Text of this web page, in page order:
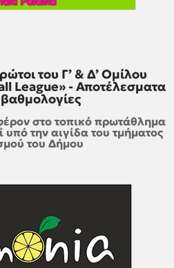
του Γ’ & Δ’ Ομίλου
League» - Αποτέλεσματα
στο τοπικό πρωτάθλημα
την αιγίδα του τμήματος
του Δήμου